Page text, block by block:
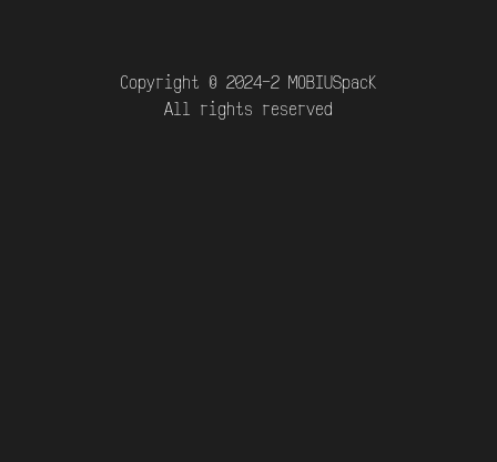
Copyright © 2024-2 MOBIUSpack
All rights reserved